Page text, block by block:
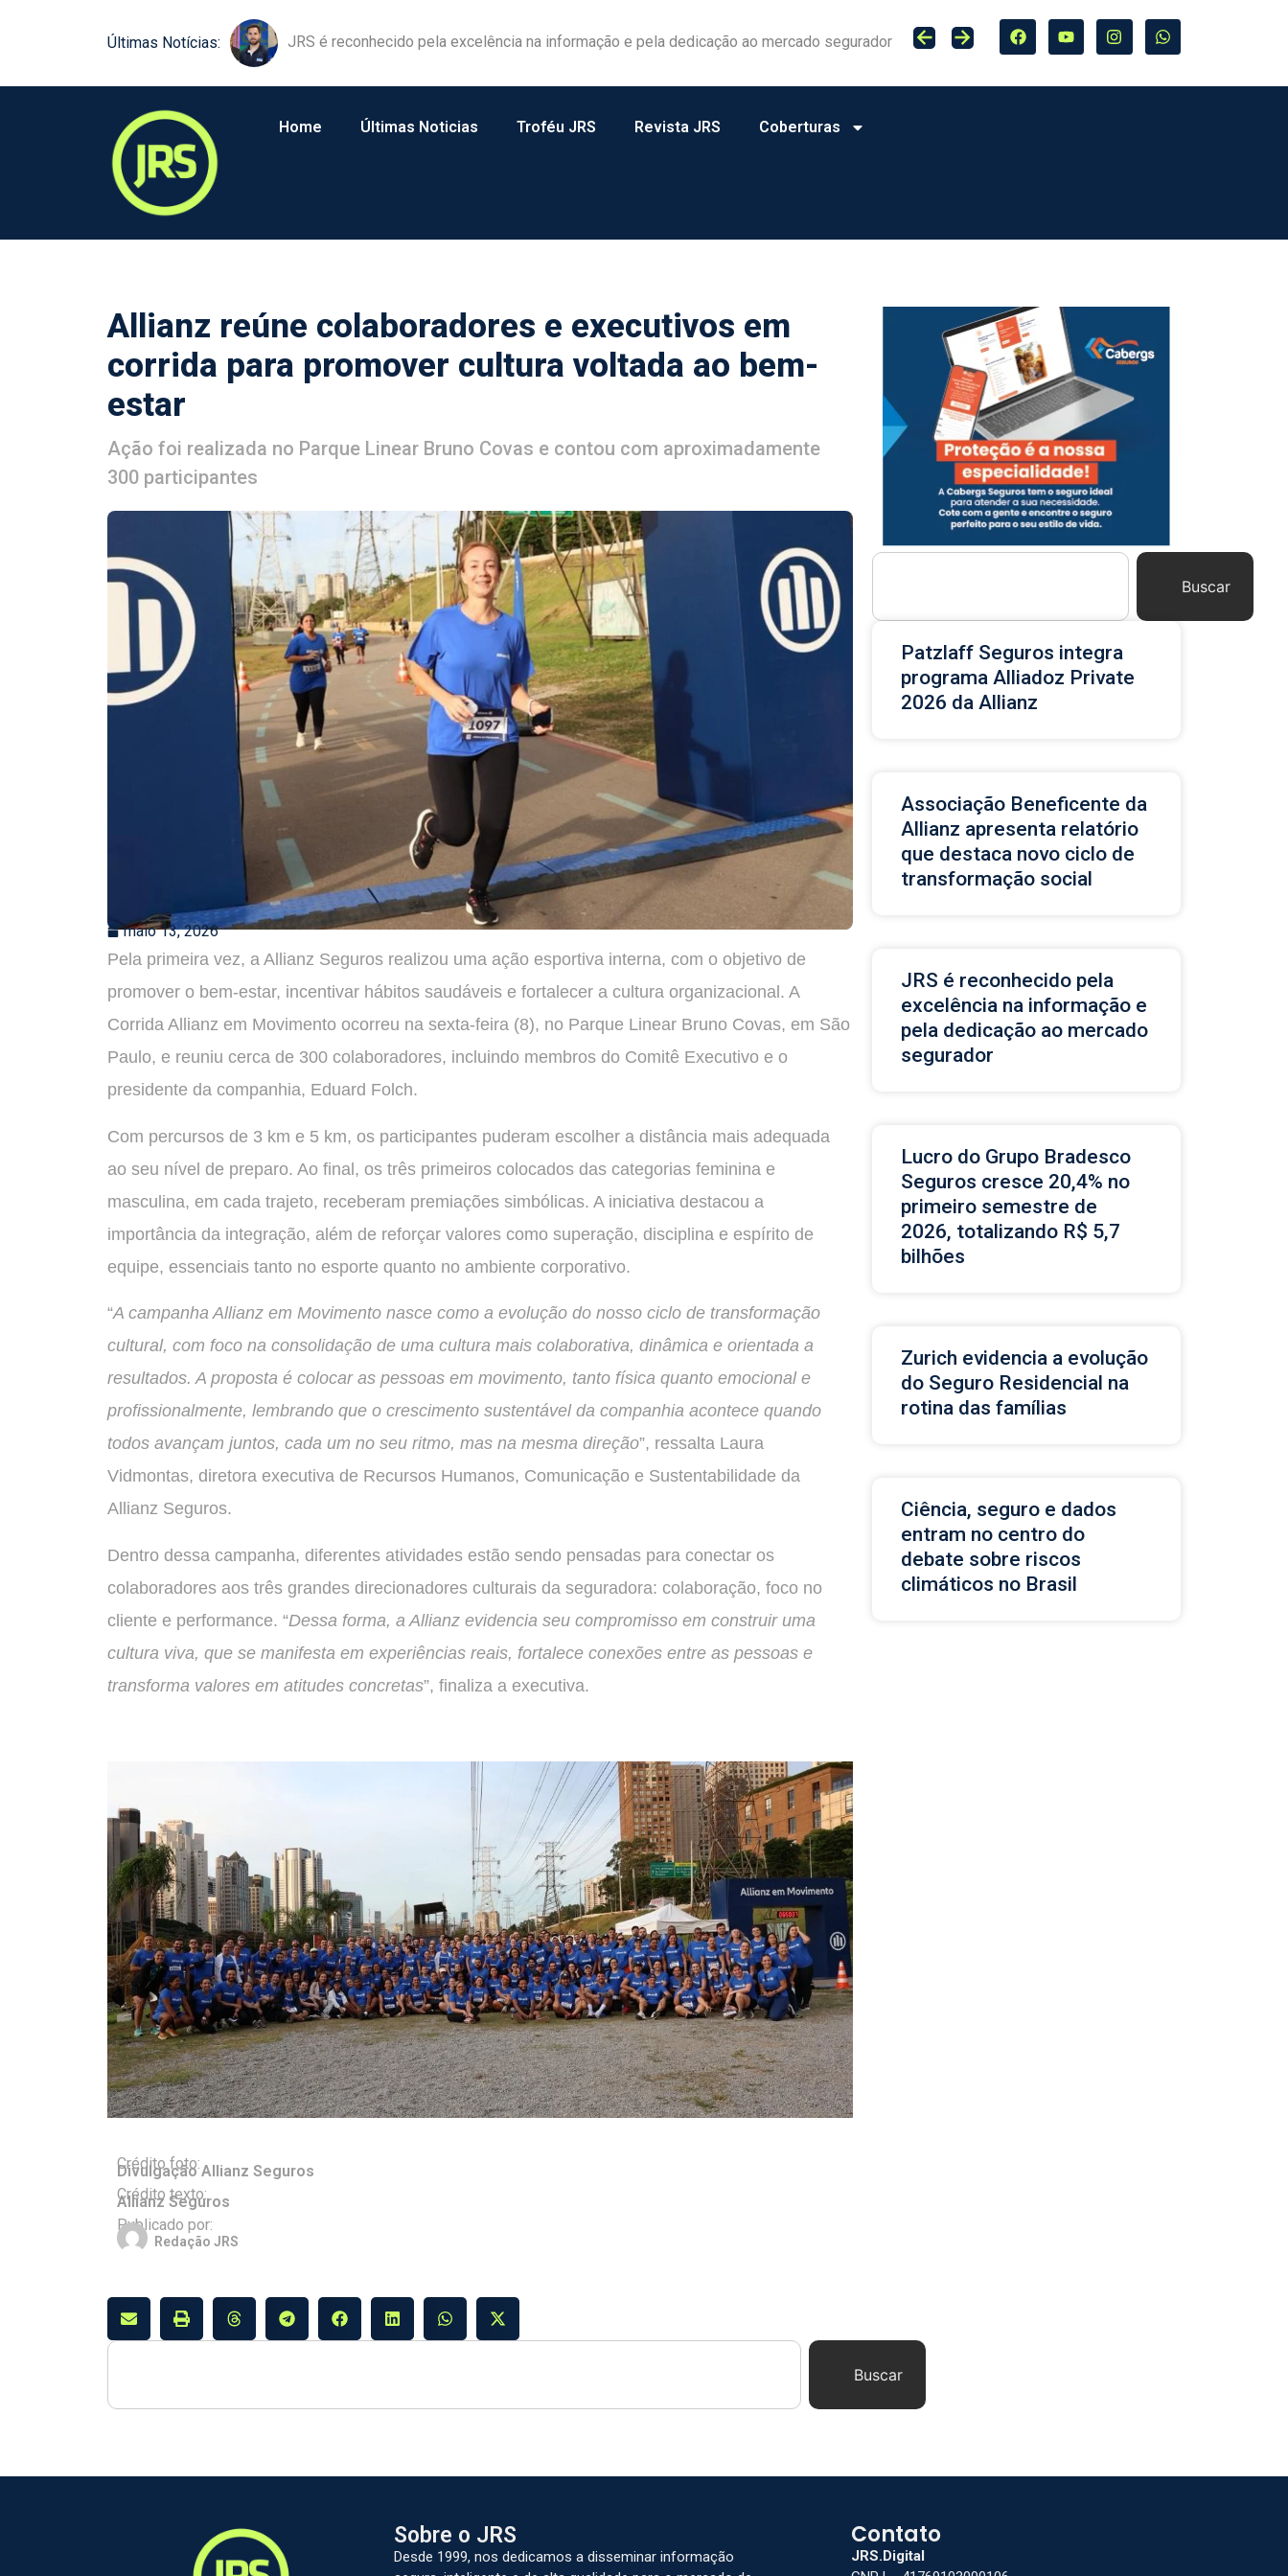
Últimas Notícias: JRS é reconhecido pela excelência na informação e pela dedicação ao mercado segurador
Lucro do Grupo Bradesco Seguros cresce 20,4% no primeiro semestre de 2026, totalizando R$ 5,7 bilhões
Home Últimas Noticias Troféu JRS Revista JRS Coberturas
Allianz reúne colaboradores e executivos em
corrida para promover cultura voltada ao bem-
estar
Ação foi realizada no Parque Linear Bruno Covas e contou com aproximadamente
300 participantes
maio 13, 2026
Pela primeira vez, a Allianz Seguros realizou uma ação esportiva interna, com o objetivo de
promover o bem-estar, incentivar hábitos saudáveis e fortalecer a cultura organizacional. A
Corrida Allianz em Movimento ocorreu na sexta-feira (8), no Parque Linear Bruno Covas, em São
Paulo, e reuniu cerca de 300 colaboradores, incluindo membros do Comitê Executivo e o
presidente da companhia, Eduard Folch.
Com percursos de 3 km e 5 km, os participantes puderam escolher a distância mais adequada
ao seu nível de preparo. Ao final, os três primeiros colocados das categorias feminina e
masculina, em cada trajeto, receberam premiações simbólicas. A iniciativa destacou a
importância da integração, além de reforçar valores como superação, disciplina e espírito de
equipe, essenciais tanto no esporte quanto no ambiente corporativo.
“A campanha Allianz em Movimento nasce como a evolução do nosso ciclo de transformação
cultural, com foco na consolidação de uma cultura mais colaborativa, dinâmica e orientada a
resultados. A proposta é colocar as pessoas em movimento, tanto física quanto emocional e
profissionalmente, lembrando que o crescimento sustentável da companhia acontece quando
todos avançam juntos, cada um no seu ritmo, mas na mesma direção”, ressalta Laura
Vidmontas, diretora executiva de Recursos Humanos, Comunicação e Sustentabilidade da
Allianz Seguros.
Dentro dessa campanha, diferentes atividades estão sendo pensadas para conectar os
colaboradores aos três grandes direcionadores culturais da seguradora: colaboração, foco no
cliente e performance. “Dessa forma, a Allianz evidencia seu compromisso em construir uma
cultura viva, que se manifesta em experiências reais, fortalece conexões entre as pessoas e
transforma valores em atitudes concretas”, finaliza a executiva.
Crédito foto:
Divulgação Allianz Seguros
Crédito texto:
Allianz Seguros
Publicado por:
Redação JRS
Buscar
Buscar
Patzlaff Seguros integra
programa Alliadoz Private
2026 da Allianz
Associação Beneficente da
Allianz apresenta relatório
que destaca novo ciclo de
transformação social
JRS é reconhecido pela
excelência na informação e
pela dedicação ao mercado
segurador
Lucro do Grupo Bradesco
Seguros cresce 20,4% no
primeiro semestre de
2026, totalizando R$ 5,7
bilhões
Zurich evidencia a evolução
do Seguro Residencial na
rotina das famílias
Ciência, seguro e dados
entram no centro do
debate sobre riscos
climáticos no Brasil
Sobre o JRS
Desde 1999, nos dedicamos a disseminar informação
Contato
JRS.Digital